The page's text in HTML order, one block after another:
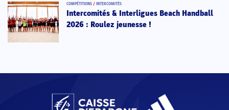
COMPÉTITIONS / INTERCOMITÉS
Intercomités & Interligues Beach Handball
2026 : Roulez jeunesse !